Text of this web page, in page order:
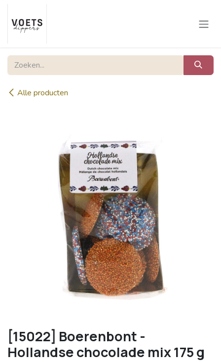
Overslaan naar inhoud
Alle producten
[15022] Boerenbont -
Hollandse chocolade mix 175 g